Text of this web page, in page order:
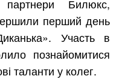
партнери Билюкс,
перший день
Участь в
познайомитися
таланти у колег.